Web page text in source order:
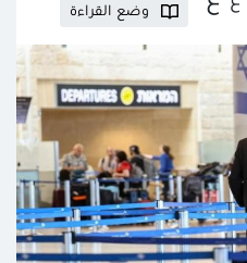
وضع القراءة